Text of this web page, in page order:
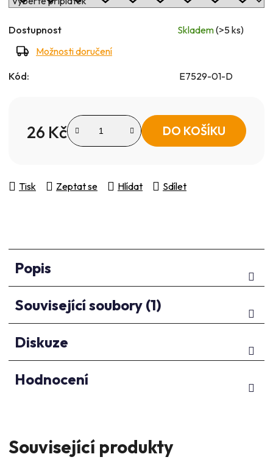
Dostupnost Skladem(>5 ks)
Možnosti doručení
Kód: E7529-01-D
26 Kč
Měrná cena:
DO KOŠÍKU
Tisk Zeptat se Hlídat Sdílet
Popis
Související soubory (1)
Diskuze
Hodnocení
Související produkty